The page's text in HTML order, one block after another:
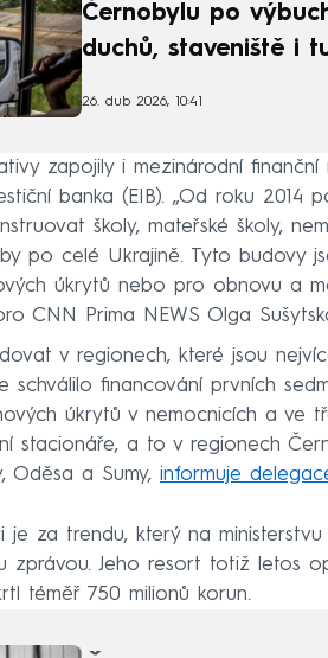
Černobylu po
duchů, staveniště i
26. dub 2026, 10:41
zapojily i mezinárodní finanční
banka (EIB). „Od roku 2014
školy, mateřské školy,
po celé Ukrajině. Tyto budovy
úkrytů nebo pro obnovu a
CNN Prima NEWS Olga
v regionech, které jsou
schválilo financování prvních
úkrytů v nemocnicích a ve
stacionáře, a to v regionech
Oděsa a Sumy, informuje
je za trendu, který na ministerstvu
zprávou. Jeho resort totiž letos
téměř 750 milionů korun.